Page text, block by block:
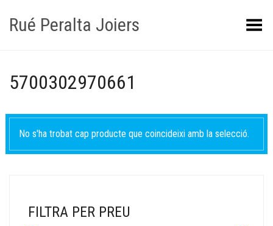
Rué Peralta Joiers Obrir/tancar el menú
5700302970661
No s'ha trobat cap producte que coincideixi amb la selecció.
FILTRA PER PREU